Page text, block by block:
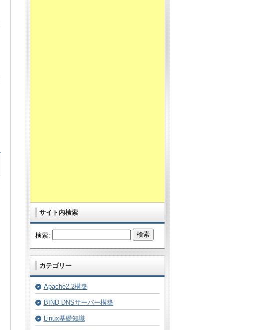
サイト内検索
検索:
カテゴリー
Apache2.2構築
BIND DNSサーバー構築
Linux基礎知識